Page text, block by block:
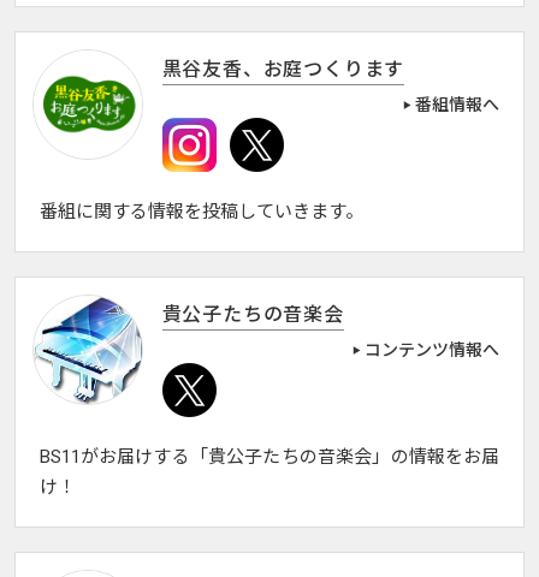
黒谷友香、お庭つくります
番組情報へ
番組に関する情報を投稿していきます。
貴公子たちの音楽会
コンテンツ情報へ
BS11がお届けする「貴公子たちの音楽会」の情報をお届
け！